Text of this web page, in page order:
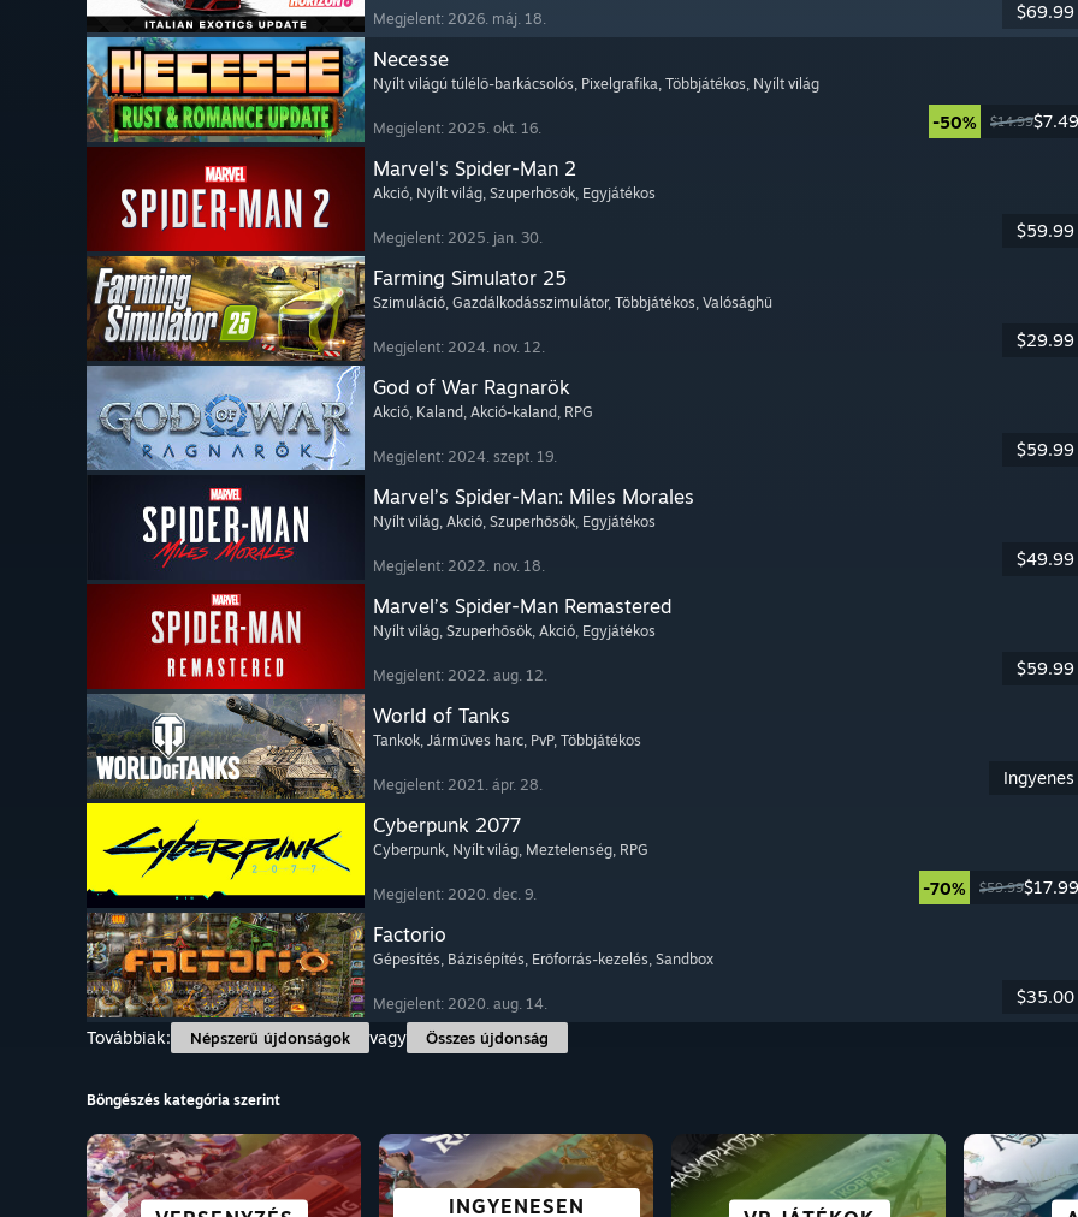
Megjelent: 2026. máj. 18. $69.99
Necesse
Nyílt világú túlélő-barkácsolós, Pixelgrafika, Többjátékos, Nyílt világ
Megjelent: 2025. okt. 16. -50% $14.99$7.49
Marvel's Spider-Man 2
Akció, Nyílt világ, Szuperhősök, Egyjátékos
Megjelent: 2025. jan. 30. $59.99
Farming Simulator 25
Szimuláció, Gazdálkodásszimulátor, Többjátékos, Valósághű
Megjelent: 2024. nov. 12. $29.99
God of War Ragnarök
Akció, Kaland, Akció-kaland, RPG
Megjelent: 2024. szept. 19. $59.99
Marvel’s Spider-Man: Miles Morales
Nyílt világ, Akció, Szuperhősök, Egyjátékos
Megjelent: 2022. nov. 18. $49.99
Marvel’s Spider-Man Remastered
Nyílt világ, Szuperhősök, Akció, Egyjátékos
Megjelent: 2022. aug. 12. $59.99
World of Tanks
Tankok, Járműves harc, PvP, Többjátékos
Megjelent: 2021. ápr. 28. Ingyenes
Cyberpunk 2077
Cyberpunk, Nyílt világ, Meztelenség, RPG
Megjelent: 2020. dec. 9. -70% $59.99$17.99
Factorio
Gépesítés, Bázisépítés, Erőforrás-kezelés, Sandbox
Megjelent: 2020. aug. 14.
$35.00
Továbbiak:
Népszerű újdonságok vagy Összes újdonság
Böngészés kategória szerint
INGYENESEN